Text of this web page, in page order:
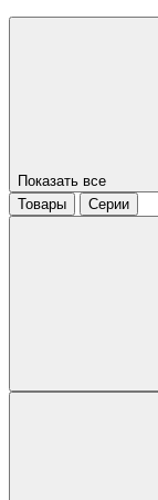
Показать все
Товары
Серии